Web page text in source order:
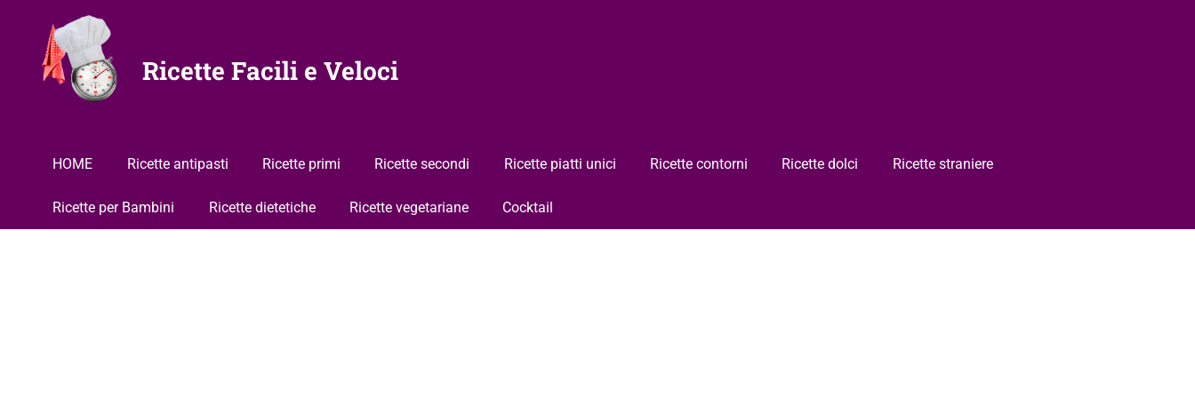
contenuto
Ricette Facili e Veloci
HOME Ricette antipasti Ricette primi Ricette secondi Ricette piatti unici Ricette contorni Ricette dolci Ricette straniere
Ricette per Bambini Ricette dietetiche Ricette vegetariane Cocktail